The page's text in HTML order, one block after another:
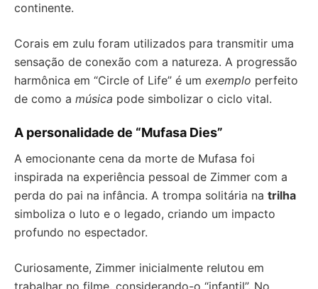
continente.
Corais em zulu foram utilizados para transmitir uma
sensação de conexão com a natureza. A progressão
harmônica em “Circle of Life” é um exemplo perfeito
de como a música pode simbolizar o ciclo vital.
A personalidade de “Mufasa Dies”
A emocionante cena da morte de Mufasa foi
inspirada na experiência pessoal de Zimmer com a
perda do pai na infância. A trompa solitária na trilha
simboliza o luto e o legado, criando um impacto
profundo no espectador.
Curiosamente, Zimmer inicialmente relutou em